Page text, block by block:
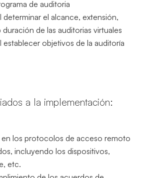
de auditoria
determinar el alcance, extensión,
de las auditorias virtuales
establecer objetivos de la auditoría
a la implementación:
en los protocolos de acceso remoto
incluyendo los dispositivos,
etc.